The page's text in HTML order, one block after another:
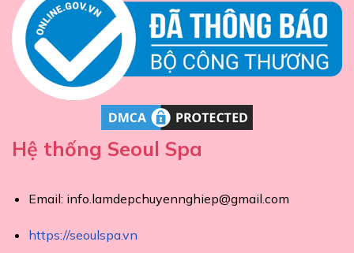
Hệ thống Seoul Spa
Email: info.lamdepchuyennghiep@gmail.com
https://seoulspa.vn